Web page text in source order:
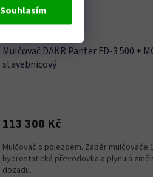
Souhlasím
Mulčovač DAKR Panter FD-3 500 +
stavebnicový
113 300 Kč
Mulčovač s pojezdem. Záběr mulčovače
hydrostatická převodovka a plynulá
dozadu.